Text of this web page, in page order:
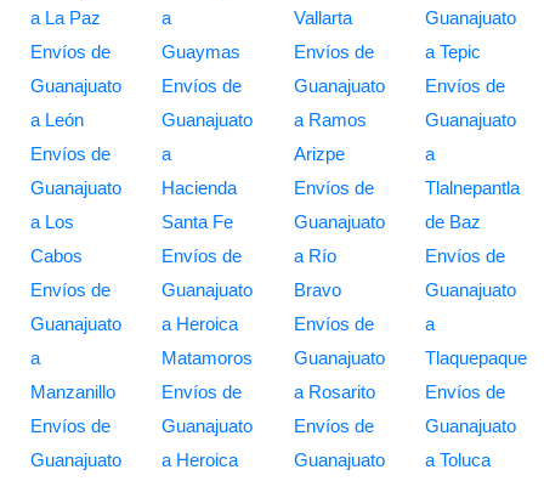
a La Paz
Envíos de
Guanajuato
a León
Envíos de
Guanajuato
a Los
Cabos
Envíos de
Guanajuato
a
Manzanillo
Envíos de
Guanajuato
a
Guaymas
Envíos de
Guanajuato
a
Hacienda
Santa Fe
Envíos de
Guanajuato
a Heroica
Matamoros
Envíos de
Guanajuato
a Heroica
Vallarta
Envíos de
Guanajuato
a Ramos
Arizpe
Envíos de
Guanajuato
a Río
Bravo
Envíos de
Guanajuato
a Rosarito
Envíos de
Guanajuato
Guanajuato
a Tepic
Envíos de
Guanajuato
a
Tlalnepantla
de Baz
Envíos de
Guanajuato
a
Tlaquepaque
Envíos de
Guanajuato
a Toluca